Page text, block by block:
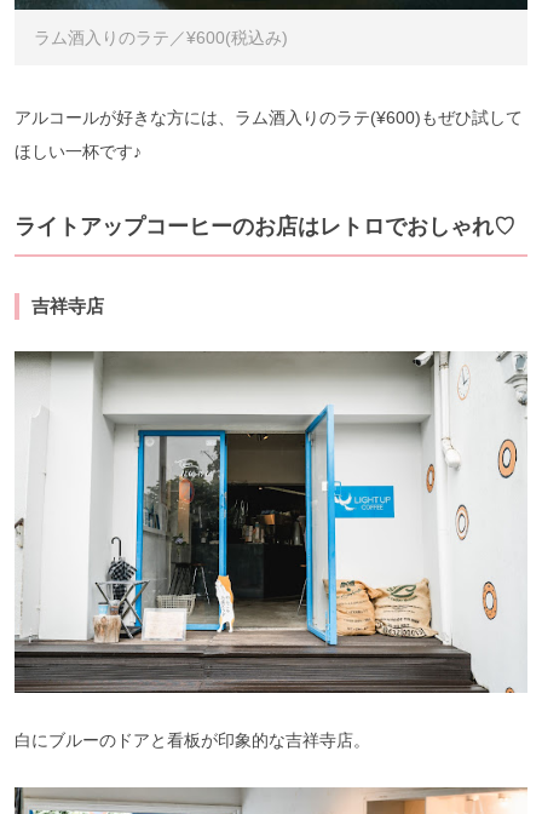
ラム酒入りのラテ／¥600(税込み)
アルコールが好きな方には、ラム酒入りのラテ(¥600)もぜひ試して
ほしい一杯です♪
ライトアップコーヒーのお店はレトロでおしゃれ♡
吉祥寺店
白にブルーのドアと看板が印象的な吉祥寺店。